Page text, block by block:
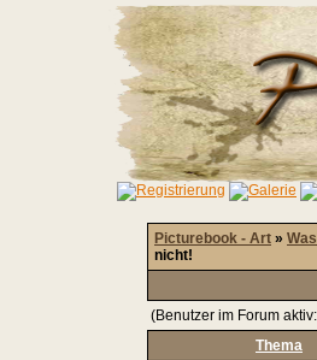
Picturebook - Art »
nicht!
(Benutzer im Forum
Thema